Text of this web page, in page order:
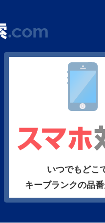
いつでもどこ
キーブランクの品